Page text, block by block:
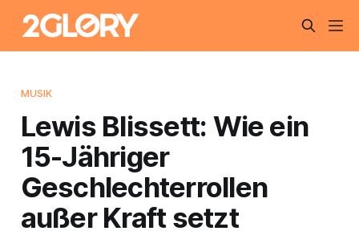
MUSIK
Lewis Blissett: Wie ein
15-Jähriger
Geschlechterrollen
außer Kraft setzt